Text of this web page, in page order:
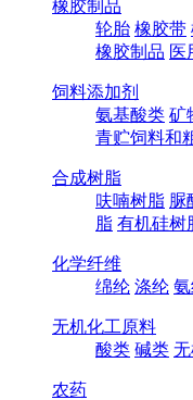
橡胶制品
轮胎 橡胶带
橡胶制品 医
饲料添加剂
氨基酸类 矿
青贮饲料和
合成树脂
呋喃树脂 脲
脂 有机硅树
化学纤维
绵纶 涤纶
无机化工原料
酸类 碱类
农药